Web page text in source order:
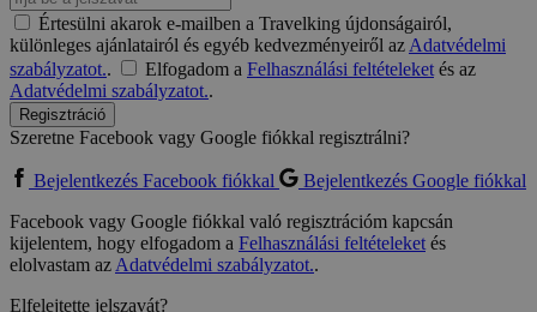
Értesülni akarok e-mailben a Travelking újdonságairól,
különleges ajánlatairól és egyéb kedvezményeiről azAdatvédelmi
szabályzatot.. Elfogadom a Felhasználási feltételeketés az
Adatvédelmi szabályzatot..
Regisztráció
Szeretne Facebook vagy Google fiókkal regisztrálni?
Bejelentkezés Facebook fiókkal
Bejelentkezés Google fiókkal
Facebook vagy Google fiókkal való regisztrációm kapcsán
kijelentem, hogy elfogadom a Felhasználási feltételeketés
elolvastam azAdatvédelmi szabályzatot..
Elfelejtette jelszavát?